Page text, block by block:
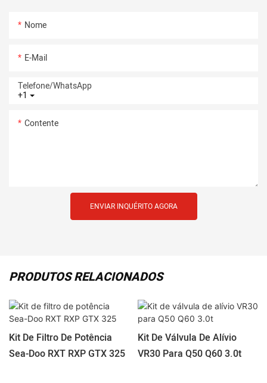
Nome
E-Mail
+1
Telefone/whatsApp
Contente
ENVIAR INQUÉRITO AGORA
PRODUTOS RELACIONADOS
Kit De Filtro De Potência
Sea-Doo RXT RXP GTX 325
Kit De Válvula De Alívio
VR30 Para Q50 Q60 3.0t